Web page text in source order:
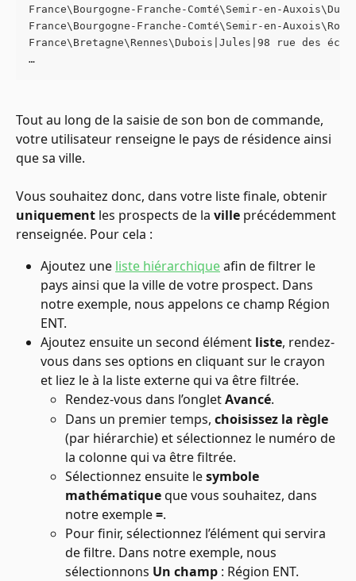
France\Bourgogne-Franche-Comté\Semir-en-
France\Bourgogne-Franche-Comté\Semir-en-
France\Bretagne\Rennes\Dubois|Jules|98 rue des
…
Tout au long de la saisie de son bon de commande,
votre utilisateur renseigne le pays de résidence ainsi
que sa ville.
Vous souhaitez donc, dans votre liste finale, obtenir
uniquement les prospects de la ville précédemment
renseignée. Pour cela :
Ajoutez une liste hiérarchique afin de filtrer le
pays ainsi que la ville de votre prospect. Dans
notre exemple, nous appelons ce champ Région
ENT.
Ajoutez ensuite un second élément liste, rendez-
vous dans ses options en cliquant sur le crayon
et liez le à la liste externe qui va être filtrée.
Rendez-vous dans l’onglet Avancé.
Dans un premier temps, choisissez la règle
(par hiérarchie) et sélectionnez le numéro de
la colonne qui va être filtrée.
Sélectionnez ensuite le symbole
mathématique que vous souhaitez, dans
notre exemple =.
Pour finir, sélectionnez l’élément qui servira
de filtre. Dans notre exemple, nous
sélectionnons Un champ : Région ENT.